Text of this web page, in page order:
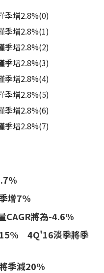
季增2.8%(0)
季增2.8%(1)
季增2.8%(2)
季增2.8%(3)
季增2.8%(4)
季增2.8%(5)
季增2.8%(6)
季增2.8%(7)
增7%
CAGR將為-4.6%
15% 4Q'16淡季將季
季減20%